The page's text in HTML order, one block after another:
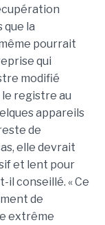
que la
pourrait
qui
modifié
registre au
appareils
de
elle devrait
et lent pour
il conseillé. « Ce
de
extrême